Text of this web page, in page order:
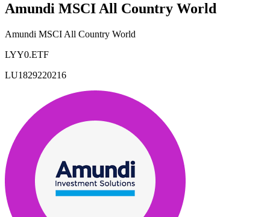
Amundi MSCI All Country World
Amundi MSCI All Country World
LYY0.ETF
LU1829220216